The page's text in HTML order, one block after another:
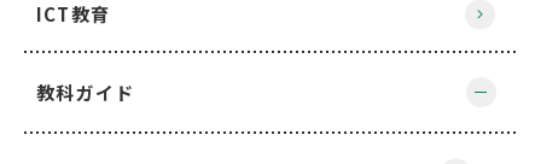
ICT教育
教科ガイド